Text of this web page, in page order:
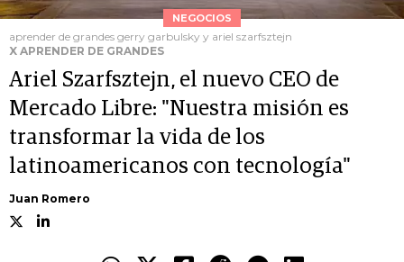
NEGOCIOS
aprender de grandes gerry garbulsky y ariel szarfsztejn
X APRENDER DE GRANDES
Ariel Szarfsztejn, el nuevo CEO de
Mercado Libre: "Nuestra misión es
transformar la vida de los
latinoamericanos con tecnología"
Juan Romero